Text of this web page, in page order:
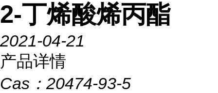
2-丁烯酸烯丙酯
2021-04-21
产品详情
Cas： 20474-93-5